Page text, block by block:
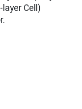
layer Cell)